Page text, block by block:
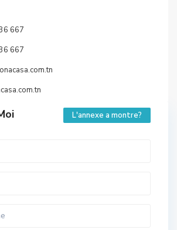
667
667
L'annexe a montre?